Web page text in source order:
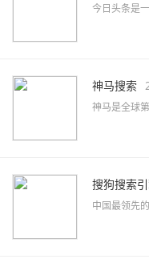
今日头条是
神马搜索
神马是全球
搜狗搜索
中国最领先